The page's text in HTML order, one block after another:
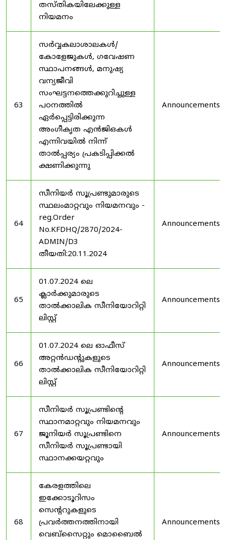
തസ്തികയിലേക്കുള്ള
നിയമനം
63
സർവ്വകലാശാലകൾ/
കോളേജുകൾ, ഗവേഷണ
സ്ഥാപനങ്ങൾ, മനുഷ്യ
വന്യജീവി
സംഘട്ടനത്തെക്കുറിച്ചുള്ള
പഠനത്തിൽ
ഏർപ്പെട്ടിരിക്കുന്ന
അംഗീകൃത എൻജിഒകൾ
എന്നിവയിൽ നിന്ന്
താൽപ്പര്യം പ്രകടിപ്പിക്കൽ
ക്ഷണിക്കുന്നു
Announcements
64
സീനിയർ സൂപ്രണ്ടുമാരുടെ
സ്ഥലംമാറ്റവും നിയമനവും -
reg.Order
No.KFDHQ/2870/2024-
ADMIN/D3
തീയതി:20.11.2024
Announcements
65
01.07.2024 ലെ
ക്ലാർക്കുമാരുടെ
താൽക്കാലിക സീനിയോറിറ്റി
ലിസ്റ്റ്
Announcements
66
01.07.2024 ലെ ഓഫീസ്
അറ്റൻഡൻ്റുകളുടെ
താൽക്കാലിക സീനിയോറിറ്റി
ലിസ്റ്റ്
Announcements
67
സീനിയർ സൂപ്രണ്ടിൻ്റെ
സ്ഥാനമാറ്റവും നിയമനവും
ജൂനിയർ സൂപ്രണ്ടിനെ
സീനിയർ സൂപ്രണ്ടായി
സ്ഥാനക്കയറ്റവും
Announcements
68
കേരളത്തിലെ
ഇക്കോടൂറിസം
സെന്ററുകളുടെ
പ്രവർത്തനത്തിനായി
വെബ്സൈറ്റും മൊബൈൽ
Announcements